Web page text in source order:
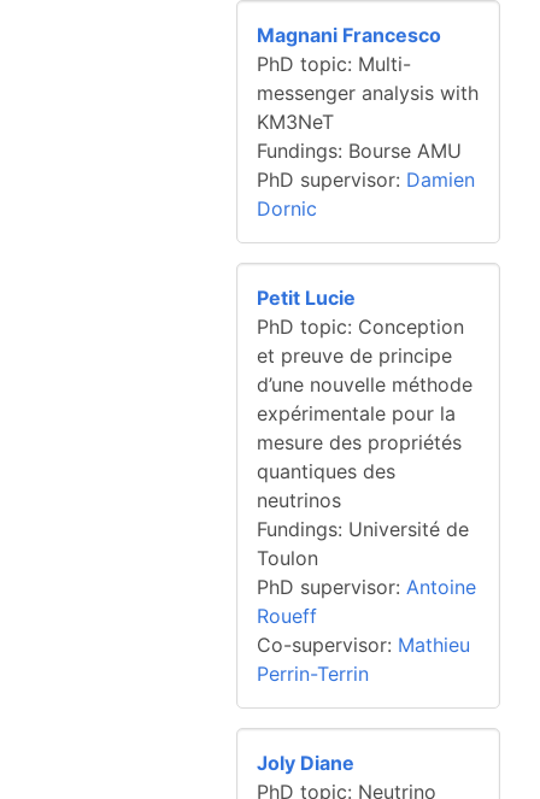
Magnani Francesco
PhD topic: Multi-
messenger analysis with
KM3NeT
Fundings: Bourse AMU
PhD supervisor: Damien
Dornic
Petit Lucie
PhD topic: Conception
et preuve de principe
d’une nouvelle méthode
expérimentale pour la
mesure des propriétés
quantiques des
neutrinos
Fundings: Université de
Toulon
PhD supervisor:Antoine
Roueff
Co-supervisor: Mathieu
Perrin-Terrin
Joly Diane
PhD topic: Neutrino